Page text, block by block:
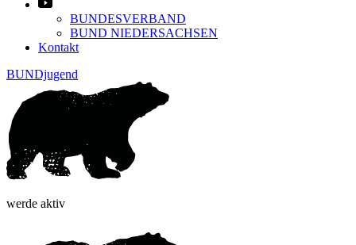
BUNDESVERBAND
BUND NIEDERSACHSEN
Kontakt
BUNDjugend
werde aktiv